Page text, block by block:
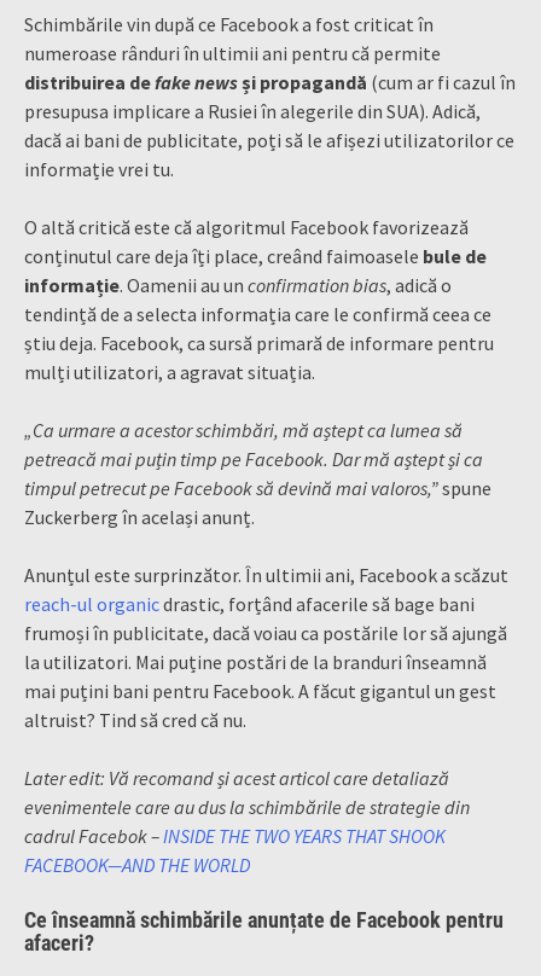
Schimbările vin după ce Facebook a fost criticat în
numeroase rânduri în ultimii ani pentru că permite
distribuirea de fake newsși propagandă (cum ar fi cazul în
presupusa implicare a Rusiei în alegerile din SUA). Adică,
dacă ai bani de publicitate, poți să le afișezi utilizatorilor ce
informație vrei tu.
O altă critică este că algoritmul Facebook favorizează
conținutul care deja îți place, creând faimoasele bule de
informație. Oamenii au un confirmation bias, adică o
tendință de a selecta informația care le confirmă ceea ce
știu deja. Facebook, ca sursă primară de informare pentru
mulți utilizatori, a agravat situația.
„Ca urmare a acestor schimbări, mă aștept ca lumea să
petreacă mai puțin timp pe Facebook. Dar mă aștept și ca
timpul petrecut pe Facebook să devină mai valoros,”spune
Zuckerberg în același anunț.
Anunțul este surprinzător. În ultimii ani, Facebook a scăzut
reach-ul organicdrastic, forțând afacerile să bage bani
frumoși în publicitate, dacă voiau ca postările lor să ajungă
la utilizatori. Mai puține postări de la branduri înseamnă
mai puțini bani pentru Facebook. A făcut gigantul un gest
altruist? Tind să cred că nu.
Later edit: Vă recomand și acest articol care detaliază
evenimentele care au dus la schimbările de strategie din
cadrul Facebok –INSIDE THE TWO YEARS THAT SHOOK
FACEBOOK—AND THE WORLD
Ce înseamnă schimbările anunțate de Facebook pentru
afaceri?